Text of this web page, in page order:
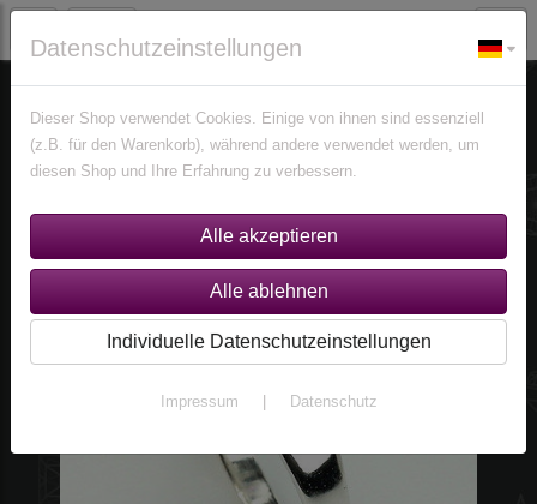
Schmuck Ringe Ringe nach Edelsteinen Multicolor Ringe
Datenschutzeinstellungen
Dieser Shop verwendet Cookies. Einige von ihnen sind essenziell
(z.B. für den Warenkorb), während andere verwendet werden, um
diesen Shop und Ihre Erfahrung zu verbessern.
Individuelle Datenschutzeinstellungen
Impressum Datenschutz